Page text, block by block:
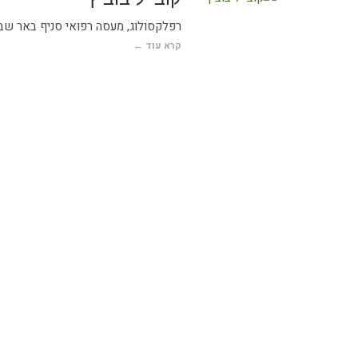
רפלקסולוג, מעסה רפואי סניף באר
קרא עוד ←